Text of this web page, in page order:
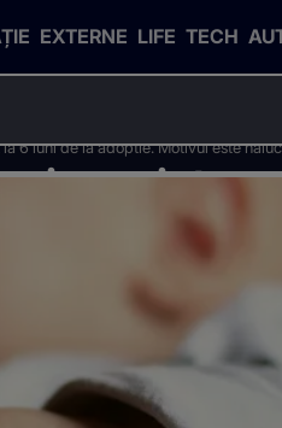
EXTERNE LIFE TECH
6 luni de la adoptie. Motivul este
inapoiat
este